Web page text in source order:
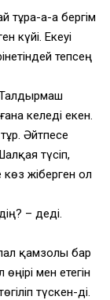
тұра-а-а бергім
күйі. Екеуі
тепсең
Талдырмаш
келеді екен.
Әйтпесе
түсіп,
көз жіберген ол
– деді.
қамзолы бар
мен етегін
түскен-ді.